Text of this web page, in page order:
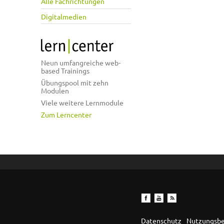
Digitalmedien
Neun umfangreiche web-
based Trainings
Übungspool mit zehn
Modulen
Viele weitere Lernmodule
Zum Lerncenter
Datenschutz